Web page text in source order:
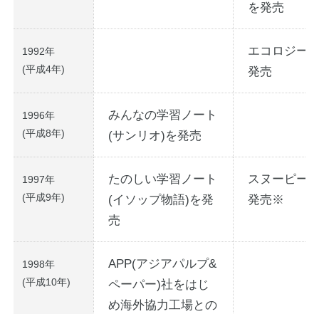
を発売
1992年
(平成4年)
エコロジー
発売
1996年
(平成8年)
みんなの学習ノート
(サンリオ)を発売
1997年
(平成9年)
たのしい学習ノート
(イソップ物語)を発
売
スヌーピー
発売※
1998年
(平成10年)
APP(アジアパルプ&
ペーパー)社をはじ
め海外協力工場との